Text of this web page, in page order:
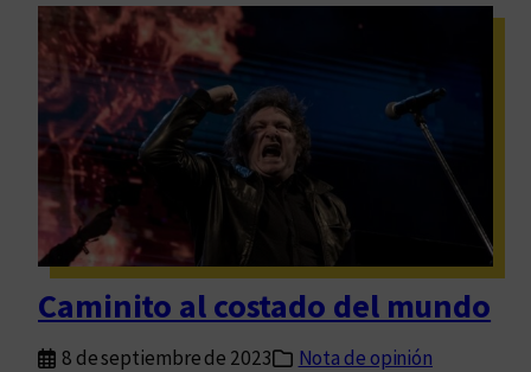
e
c
l
a
N
e
o
-
C
e
c
o
n
o
o
e
Caminito al costado del mundo
8 de septiembre de 2023
Nota de opinión